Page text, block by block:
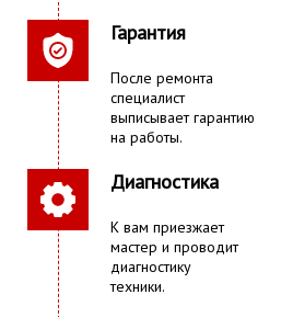
Гарантия
После ремонта
специалист
выписывает гарантию
на работы.
Диагностика
К вам приезжает
мастер и проводит
диагностику
техники.